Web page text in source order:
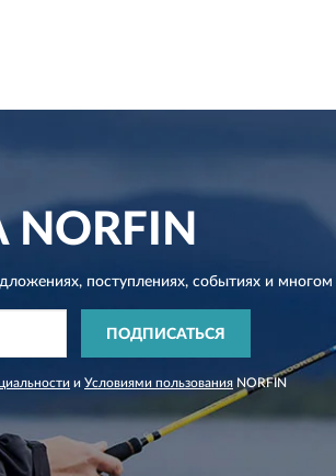
NORFIN
поступлениях, событиях и многом
ПОДПИСАТЬСЯ
и Условиями пользования NORFIN